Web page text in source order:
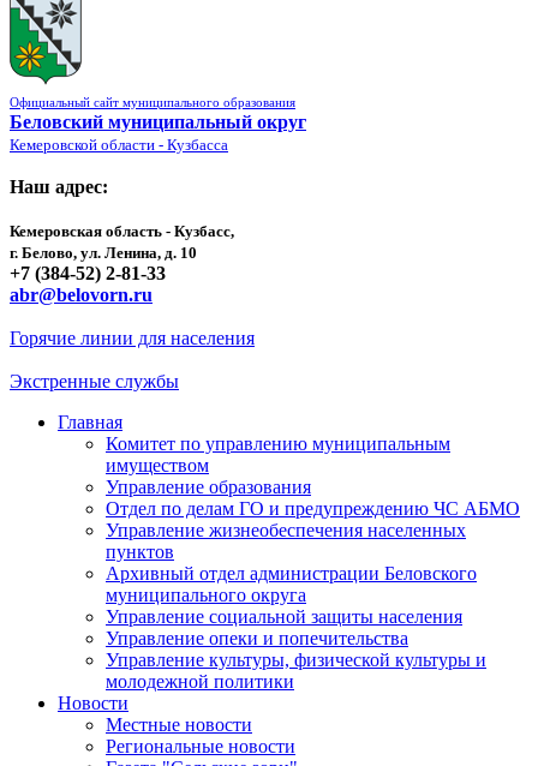
Официальный сайт муниципального образования
Беловский муниципальный округ
Кемеровской области - Кузбасса
Наш адрес:
Кемеровская область - Кузбасс,
г. Белово, ул. Ленина, д. 10
+7 (384-52) 2-81-33
abr@belovorn.ru
Горячие линии для населения
Экстренные службы
Главная
Комитет по управлению муниципальным
имуществом
Управление образования
Отдел по делам ГО и предупреждению ЧС АБМО
Управление жизнеобеспечения населенных
пунктов
Архивный отдел администрации Беловского
муниципального округа
Управление социальной защиты населения
Управление опеки и попечительства
Управление культуры, физической культуры и
молодежной политики
Новости
Местные новости
Региональные новости